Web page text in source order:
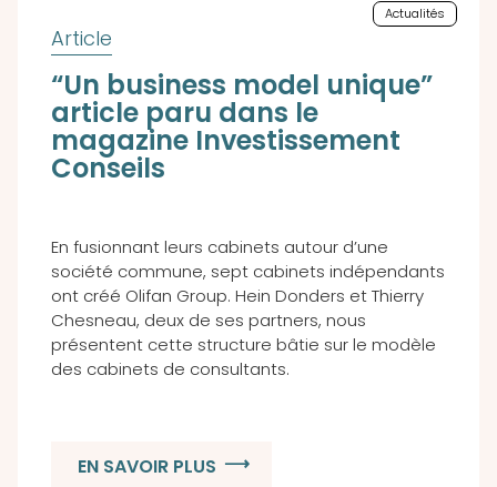
Actualités
“Un business model unique”
article paru dans le
magazine Investissement
Conseils
En fusionnant leurs cabinets autour d’une
société commune, sept cabinets indépendants
ont créé Olifan Group. Hein Donders et Thierry
Chesneau, deux de ses partners, nous
présentent cette structure bâtie sur le modèle
des cabinets de consultants.
EN SAVOIR PLUS